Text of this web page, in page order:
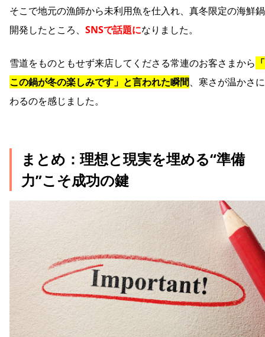
そこで地元の漁師から未利用魚を仕入れ、真冬限定の海鮮
開発したところ、 SNSで話題になりました。
雪道をものともせず来店してくださる常連のお客さまから
この鍋が冬の楽しみです」と言われた瞬間、寒さが温かさ
わるのを感じました。
まとめ：理想と現実を埋める“準備
力”こそ成功の鍵